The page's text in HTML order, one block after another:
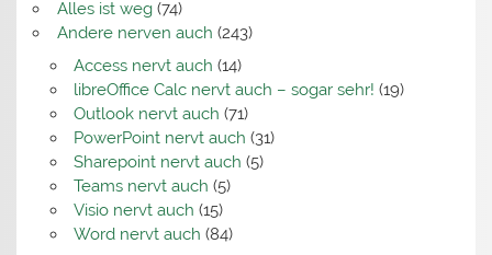
Alles ist weg(74)
Andere nerven auch (243)
Access nervt auch (14)
libreOffice Calc nervt auch – sogar sehr! (19)
Outlook nervt auch (71)
PowerPoint nervt auch (31)
Sharepoint nervt auch (5)
Teams nervt auch (5)
Visio nervt auch (15)
Word nervt auch (84)